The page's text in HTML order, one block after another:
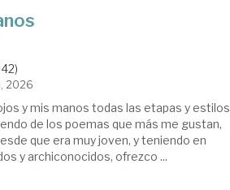
2026
y mis manos todas las etapas y estilos
de los poemas que más me gustan,
que era muy joven, y teniendo en
y archiconocidos, ofrezco ...